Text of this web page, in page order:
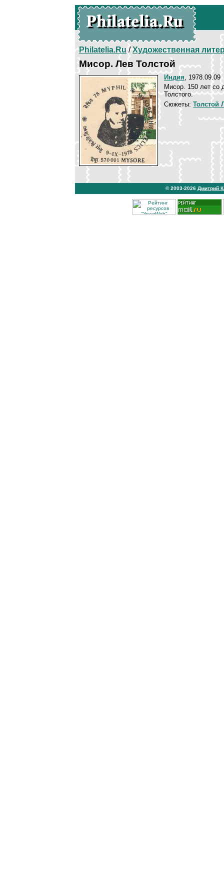
Philatelia.Ru/Художественная
Мисор. Лев Толстой
Индия, 1978.09.09
Мисор. 150 лет со
Толстого.
Сюжеты: Толстой
© 2003-2026 Дмитрий